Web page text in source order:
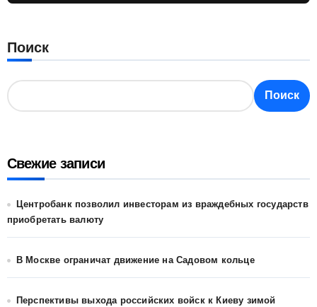
Поиск
Поиск
Свежие записи
Центробанк позволил инвесторам из враждебных государств
приобретать валюту
В Москве ограничат движение на Садовом кольце
Перспективы выхода российских войск к Киеву зимой